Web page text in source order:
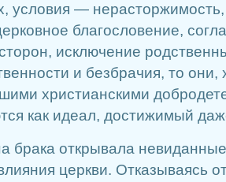
условия —
благословение,
исключение
и безбрачия, то
христианскими
как идеал, достижимый
брака открывала
церкви. Отказываясь